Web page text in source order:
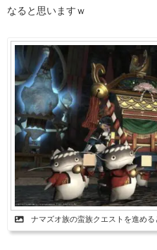
なると思いますｗ
ナマズオ族の蛮族クエストを進め